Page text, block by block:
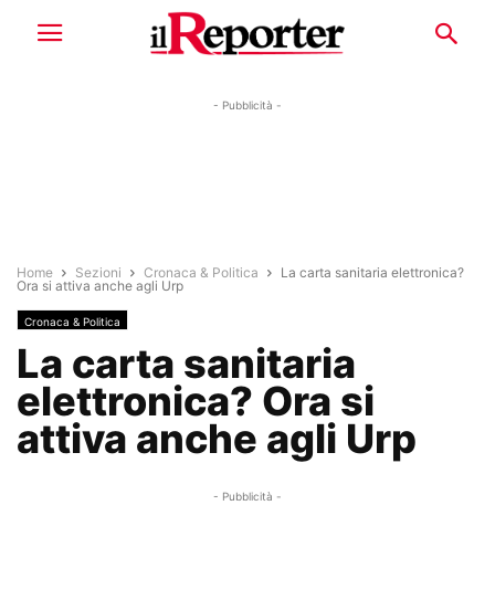
- Pubblicità -
Home Sezioni Cronaca & Politica
La carta sanitaria elettronica?
Ora si attiva anche agli Urp
Cronaca & Politica
La carta sanitaria
elettronica? Ora si
attiva anche agli Urp
- Pubblicità -